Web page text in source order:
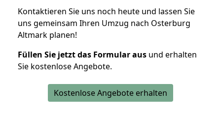
Kontaktieren Sie uns noch heute und lassen Sie
uns gemeinsam Ihren Umzug nach Osterburg
Altmark planen!
Füllen Sie jetzt das Formular aus und erhalten
Sie kostenlose Angebote.
Kostenlose Angebote erhalten